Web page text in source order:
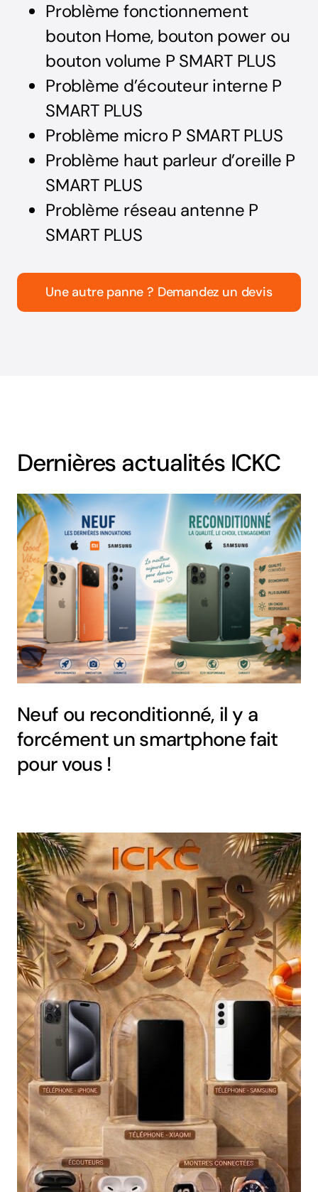
Problème fonctionnement
bouton Home, bouton power ou
bouton volume P SMART PLUS
Problème d’écouteur interne P
SMART PLUS
Problème micro P SMART PLUS
Problème haut parleur d’oreille P
SMART PLUS
Problème réseau antenne P
SMART PLUS
Une autre panne ? Demandez un devis
Dernières actualités ICKC
Neuf ou reconditionné, il y a
forcément un smartphone fait
pour vous !